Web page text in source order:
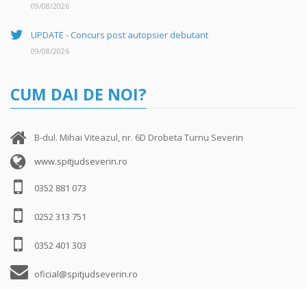
09/08/2026
UPDATE - Concurs post autopsier debutant
09/08/2026
CUM DAI DE NOI?
B-dul. Mihai Viteazul, nr. 6D Drobeta Turnu Severin
www.spitjudseverin.ro
0352 881 073
0252 313 751
0352 401 303
oficial@spitjudseverin.ro